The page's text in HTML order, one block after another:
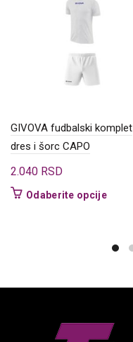
GIVOVA fudbalski komplet
dres i šorc CAPO
2.040 RSD
Odaberite opcijeOvaj
mogu
na